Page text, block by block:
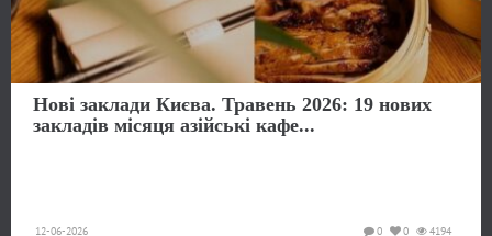
Нові заклади Києва. Травень 2026: 19 нових
закладів місяця азійські кафе...
12-06-2026 4194
0
0